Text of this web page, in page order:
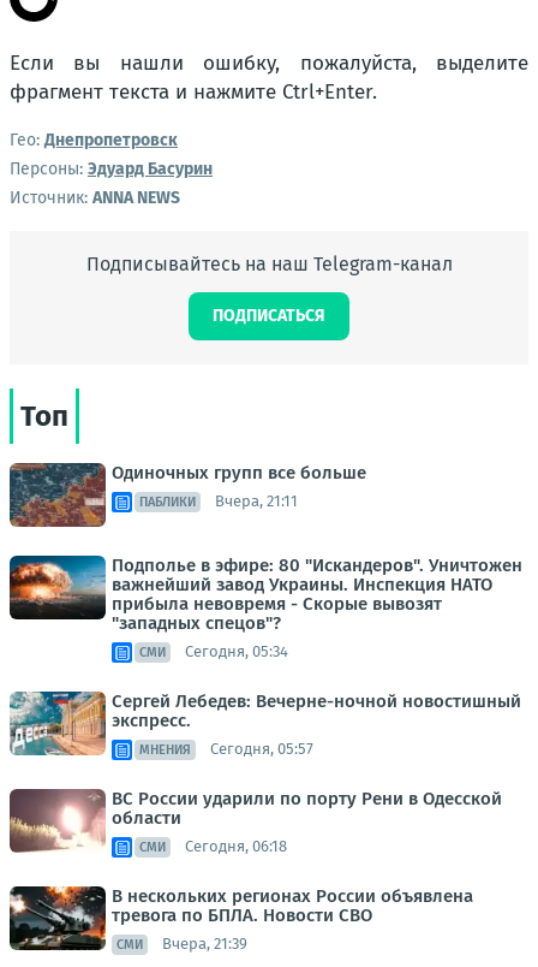
Если вы нашли ошибку, пожалуйста, выделите
фрагмент текста и нажмите Ctrl+Enter.
Гео:Днепропетровск
Персоны: Эдуард Басурин
Источник: ANNA NEWS
Подписывайтесь на наш Telegram-канал
ПОДПИСАТЬСЯ
Топ
Одиночных групп все больше
ПАБЛИКИ Вчера, 21:11
Подполье в эфире: 80 "Искандеров". Уничтожен
важнейший завод Украины. Инспекция НАТО
прибыла невовремя - Скорые вывозят
"западных спецов"?
СМИ Сегодня, 05:34
Сергей Лебедев: Вечерне-ночной новостишный
экспресс.
МНЕНИЯ Сегодня, 05:57
ВС России ударили по порту Рени в Одесской
области
СМИ Сегодня, 06:18
В нескольких регионах России объявлена
тревога по БПЛА. Новости СВО
СМИ Вчера, 21:39